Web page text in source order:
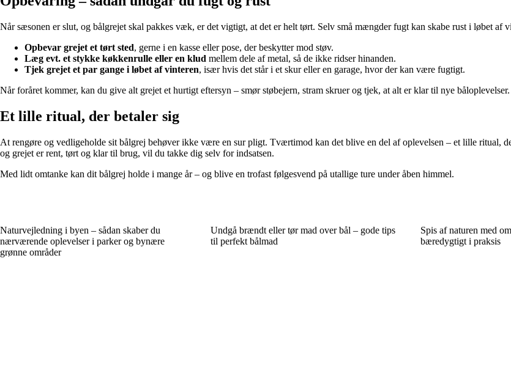
Når sæsonen er slut, og bålgrejet skal pakkes væk, er det vigtigt, at det er helt tørt. Selv små mængder fugt kan skabe rust i løbet af
Opbevar grejet et tørt sted, gerne i en kasse eller pose, der beskytter mod støv.
Læg evt. et stykke køkkenrulle eller en klud mellem dele af metal, så de ikke ridser hinanden.
Tjek grejet et par gange i løbet af vinteren, især hvis det står i et skur eller en garage, hvor der kan være fugtigt.
Når foråret kommer, kan du give alt grejet et hurtigt eftersyn – smør støbejern, stram skruer og tjek, at alt er klar til nye båloplevelser.
Et lille ritual, der betaler sig
At rengøre og vedligeholde sit bålgrej behøver ikke være en sur pligt. Tværtimod kan det blive en del af oplevelsen – et lille ritual,
og grejet er rent, tørt og klar til brug, vil du takke dig selv for indsatsen.
Med lidt omtanke kan dit bålgrej holde i mange år – og blive en trofast følgesvend på utallige ture under åben himmel.
Naturvejledning i byen – sådan skaber du
nærværende oplevelser i parker og bynære
grønne områder
Undgå brændt eller tør mad over bål – gode tips
til perfekt bålmad
Spis af naturen med
bæredygtigt i praksis